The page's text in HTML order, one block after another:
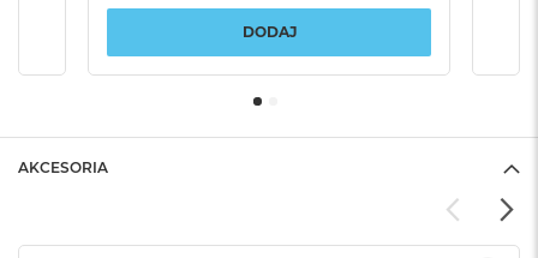
DODAJ
AKCESORIA